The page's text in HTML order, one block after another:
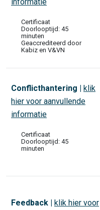
Certificaat
Doorlooptijd: 45
minuten
Geaccrediteerd door
Kabiz en V&VN
Conflicthantering |
klik
hier voor aanvullende
informatie
Certificaat
Doorlooptijd: 45
minuten
Feedback |
klik hier voor